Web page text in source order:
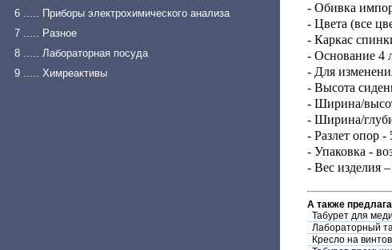
6 ..... Приборы электрохимического анализа
7 ..... Разное
8 ..... Лабораторная посуда
9 ..... Химреактивы
- Обивка
- Цвета (все
- Каркас
- Основание 4
- Для
- Высота
- Ширина/
- Ширина/
- Разлет опор -
- Упаковка -
- Вес изделия –
А также
Табурет для
Лабораторный
Кресло на